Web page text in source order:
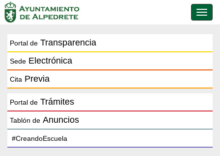
de
Portal de Transparencia
Sede Electrónica
Cita Previa
Portal de Trámites
Tablón de Anuncios